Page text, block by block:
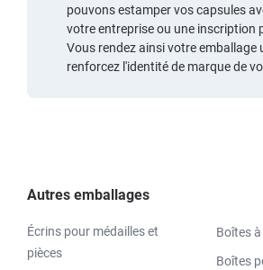
pouvons estamper vos capsules
votre entreprise ou une inscription
Vous rendez ainsi votre emballage
renforcez l'identité de marque de
Autres emballages
Écrins pour médailles et
pièces
Boîtes
Boîtes